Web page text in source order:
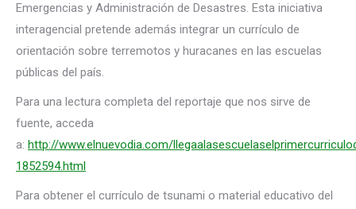
Emergencias y Administración de Desastres. Esta iniciativa
interagencial pretende además integrar un currículo de
orientación sobre terremotos y huracanes en las escuelas
públicas del país.
Para una lectura completa del reportaje que nos sirve de
fuente, acceda
a: http://www.elnuevodia.com/
1852594.html
Para obtener el currículo de tsunami o material educativo del